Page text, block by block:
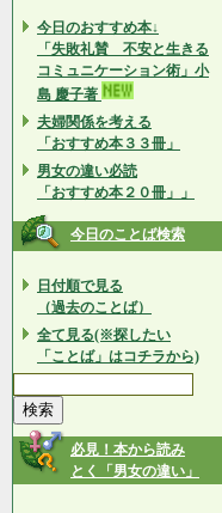
今日のおすすめ本↓
「失敗礼賛 不安と生きる
コミュニケーション術」小
島 慶子著
夫婦関係を考える
「おすすめ本３３冊」
男女の違い必読
「おすすめ本２０冊」」
今日のことば検索
日付順で見る
（過去のことば）
全て見る(※探したい
「ことば」はコチラから)
必見！本から読み
とく「男女の違い」